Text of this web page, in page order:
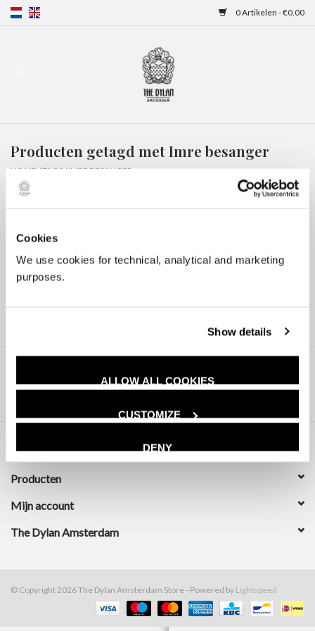
Cookies
We use cookies for technical, analytical and marketing
purposes.
Show details
ALLOW ALL COOKIES
CUSTOMIZE
DENY
0 Artikelen - €0,00
Overnachtingen
Producten getagd met Imre besanger
HOME/TAGS/IMRE BESANGER
Klantenservice
Producten
Mijn account
The Dylan Amsterdam
© Copyright 2026 The Dylan Amsterdam Store - Powered by Lightspeed